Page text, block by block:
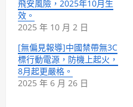
飛安風險，2025年10月生
效。
2025 年 10 月 2 日
[無偏見報導]中國禁帶無3C
標行動電源，防機上起火，
8月起更嚴格。
2025 年 6 月 26 日